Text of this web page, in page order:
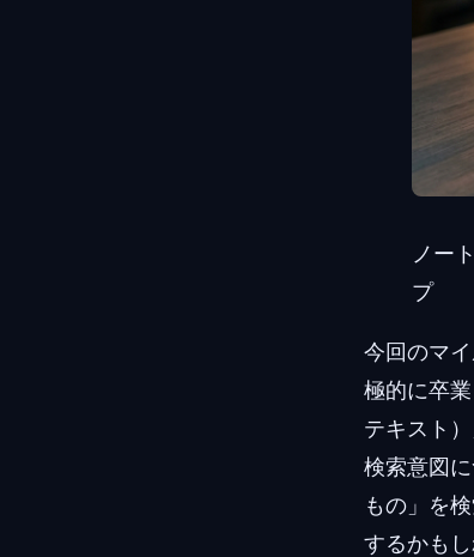
ノー
プ
今回のマ
極的に卒
テキスト
検索意図
もの」を
するかも